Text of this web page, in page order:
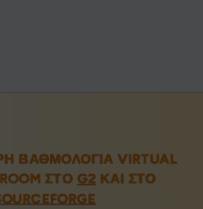
ΒΑΘΜΟΛΟΓΊΑ VIRTUAL
ΣΤΟ G2 ΚΑΙ ΣΤΟ